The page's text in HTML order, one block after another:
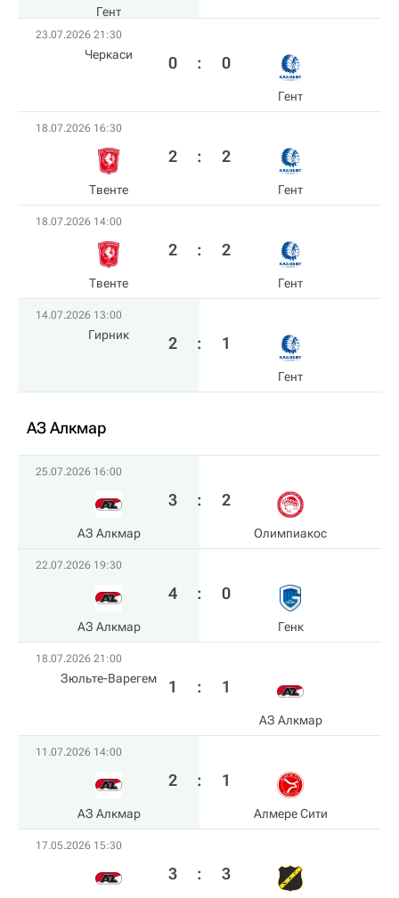
Гент
23.07.2026 21:30
Черкаси 0 : 0
Гент
18.07.2026 16:30
Твенте
2 : 2
Гент
18.07.2026 14:00
Твенте
2 : 2
Гент
14.07.2026 13:00
Гирник 2 : 1
Гент
АЗ Алкмар
25.07.2026 16:00
АЗ Алкмар
3 : 2
Олимпиакос
22.07.2026 19:30
АЗ Алкмар
4 : 0
Генк
18.07.2026 21:00
Зюльте-Варегем 1 : 1
АЗ Алкмар
11.07.2026 14:00
АЗ Алкмар
2 : 1
Алмере Сити
17.05.2026 15:30
3 : 3